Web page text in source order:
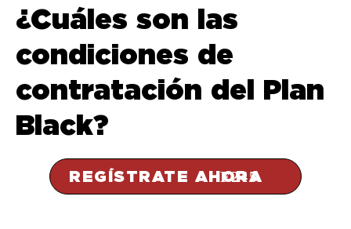
¿Cuáles son las
condiciones de
contratación del Plan
Black?
REGÍSTRATE AHORA